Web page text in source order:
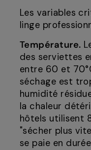
Les variables
linge
Température.
des serviettes
entre 60 et
séchage est
humidité
la chaleur
hôtels utilisent
"sécher plus
se paie en